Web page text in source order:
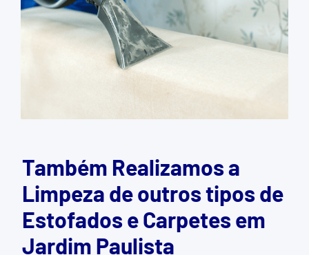
Também Realizamos a
Limpeza de outros tipos de
Estofados e Carpetes em
Jardim Paulista